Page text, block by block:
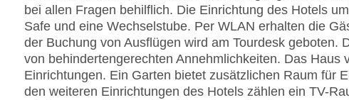
bei allen Fragen behilflich. Die Einrichtung des Hotels
Safe und eine Wechselstube. Per WLAN erhalten die
der Buchung von Ausflügen wird am Tourdesk geboten.
von behindertengerechten Annehmlichkeiten. Das Haus
Einrichtungen. Ein Garten bietet zusätzlichen Raum für
den weiteren Einrichtungen des Hotels zählen ein TV-